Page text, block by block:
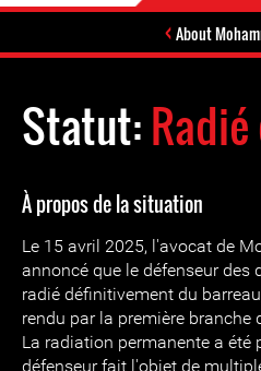
About
Statut:
À propos de la situation
Le 15 avril 2025, l'avocat de
annoncé que le défenseur
radié définitivement du
rendu par la première branche
La radiation permanente a été
défenseur fait l'objet de